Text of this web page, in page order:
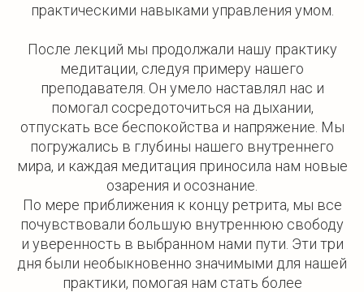
практическими навыками управления умом.
После лекций мы продолжали нашу практику
медитации, следуя примеру нашего
преподавателя. Он умело наставлял нас и
помогал сосредоточиться на дыхании,
отпускать все беспокойства и напряжение. Мы
погружались в глубины нашего внутреннего
мира, и каждая медитация приносила нам новые
озарения и осознание.
По мере приближения к концу ретрита, мы все
почувствовали большую внутреннюю свободу
и уверенность в выбранном нами пути. Эти три
дня были необыкновенно значимыми для нашей
практики, помогая нам стать более